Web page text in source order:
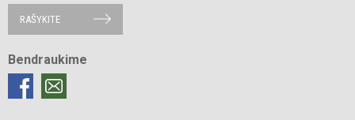
RAŠYKITE
Bendraukime